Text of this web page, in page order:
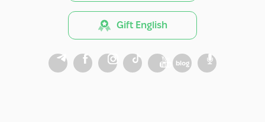
Gift English
blog